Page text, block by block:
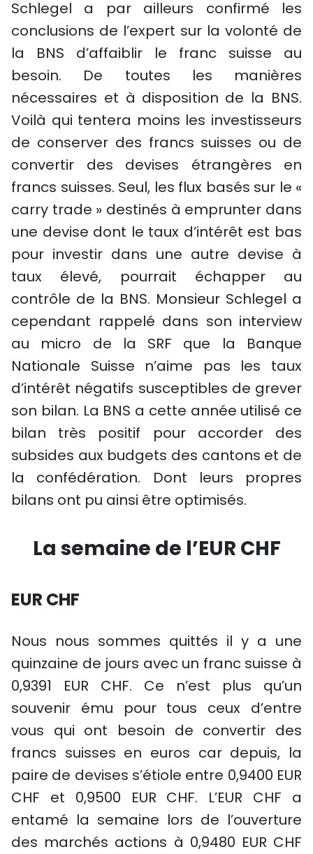
Schlegel a par ailleurs confirmé les
conclusions de l’expert sur la volonté de
la BNS d’affaiblir le franc suisse au
besoin. De toutes les manières
nécessaires et à disposition de la BNS.
Voilà qui tentera moins les investisseurs
de conserver des francs suisses ou de
convertir des devises étrangères en
francs suisses. Seul, les flux basés sur le «
carry trade » destinés à emprunter dans
une devise dont le taux d’intérêt est bas
pour investir dans une autre devise à
taux élevé, pourrait échapper au
contrôle de la BNS. Monsieur Schlegel a
cependant rappelé dans son interview
au micro de la SRF que la Banque
Nationale Suisse n’aime pas les taux
d’intérêt négatifs susceptibles de grever
son bilan. La BNS a cette année utilisé ce
bilan très positif pour accorder des
subsides aux budgets des cantons et de
la confédération. Dont leurs propres
bilans ont pu ainsi être optimisés.
La semaine de l’EUR CHF
EUR CHF
Nous nous sommes quittés il y a une
quinzaine de jours avec un franc suisse à
0,9391 EUR CHF. Ce n’est plus qu’un
souvenir ému pour tous ceux d’entre
vous qui ont besoin de convertir des
francs suisses en euros car depuis, la
paire de devises s’étiole entre 0,9400 EUR
CHF et 0,9500 EUR CHF. L’EUR CHF a
entamé la semaine lors de l’ouverture
des marchés actions à 0,9480 EUR CHF